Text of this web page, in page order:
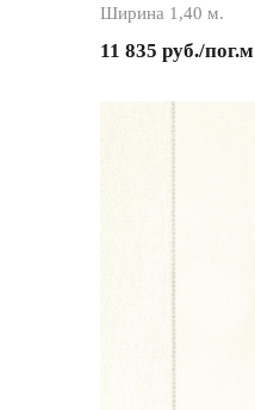
Ширина 1,40 м.
11 835 руб./пог.м